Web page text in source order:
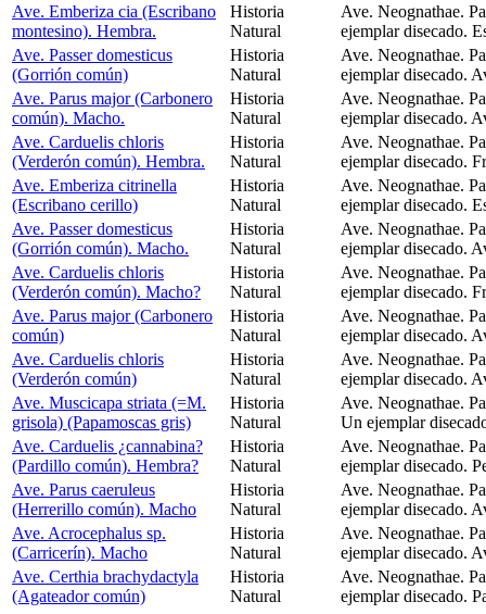
Ave. Emberiza cia (Escribano
montesino). Hembra.
Historia
Natural
Ave. Neognathae.
ejemplar disecado.
Ave. Passer domesticus
(Gorrión común)
Historia
Natural
Ave. Neognathae.
ejemplar disecado.
Ave. Parus major (Carbonero
común). Macho.
Historia
Natural
Ave. Neognathae.
ejemplar disecado.
Ave. Carduelis chloris
(Verderón común). Hembra.
Historia
Natural
Ave. Neognathae.
ejemplar disecado.
Ave. Emberiza citrinella
(Escribano cerillo)
Historia
Natural
Ave. Neognathae.
ejemplar disecado.
Ave. Passer domesticus
(Gorrión común). Macho.
Historia
Natural
Ave. Neognathae.
ejemplar disecado.
Ave. Carduelis chloris
(Verderón común). Macho?
Historia
Natural
Ave. Neognathae.
ejemplar disecado.
Ave. Parus major (Carbonero
común)
Historia
Natural
Ave. Neognathae.
ejemplar disecado.
Ave. Carduelis chloris
(Verderón común)
Historia
Natural
Ave. Neognathae.
ejemplar disecado.
Ave. Muscicapa striata (=M.
grisola) (Papamoscas gris)
Historia
Natural
Ave. Neognathae.
Un ejemplar
Ave. Carduelis ¿cannabina?
(Pardillo común). Hembra?
Historia
Natural
Ave. Neognathae.
ejemplar disecado.
Ave. Parus caeruleus
(Herrerillo común). Macho
Historia
Natural
Ave. Neognathae.
ejemplar disecado.
Ave. Acrocephalus sp.
(Carricerín). Macho
Historia
Natural
Ave. Neognathae.
ejemplar disecado.
Ave. Certhia brachydactyla
(Agateador común)
Historia
Natural
Ave. Neognathae.
ejemplar disecado.